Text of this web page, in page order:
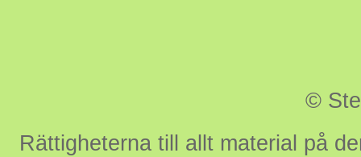
©
Rättigheterna till allt material på